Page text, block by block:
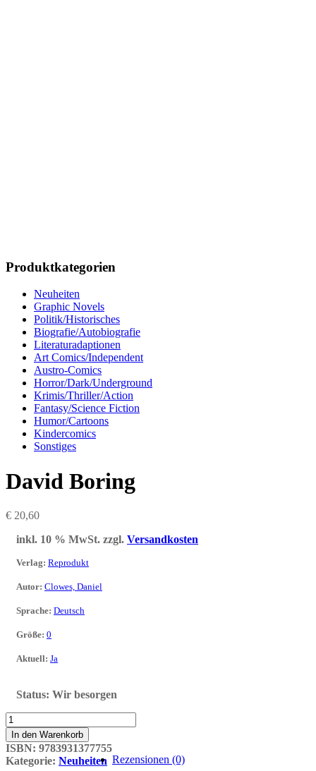
Produktkategorien
Neuheiten
Graphic Novels
Politik/Historisches
Biografie/Autobiografie
Literaturadaptionen
Art Comics/Independent
Austro-Comics
Horror/Dark/Underground
Krimis/Thriller/Action
Fantasy/Science Fiction
Humor/Cartoons
Kindercomics
Sonstiges
David Boring
€ 20,60
inkl. 10 % MwSt. zzgl. Versandkosten
Verlag: Reprodukt
Autor: Clowes, Daniel
Sprache: Deutsch
Größe: 0
Aktuell: Ja
Status: Wir besorgen
David
Boring
Menge
In den Warenkorb
ISBN: 9783931377755
Kategorie: Neuheiten Rezensionen (0)